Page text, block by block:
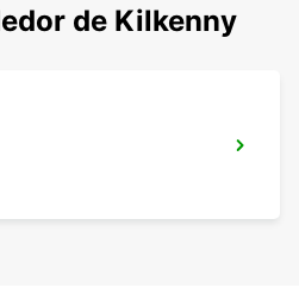
de Kilkenny